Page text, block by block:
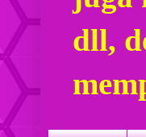
dll,